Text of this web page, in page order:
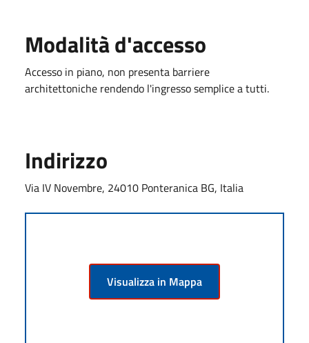
Modalità d'accesso
Accesso in piano, non presenta barriere
architettoniche rendendo l'ingresso semplice a tutti.
Indirizzo
Via IV Novembre, 24010 Ponteranica BG, Italia
Visualizza in Mappa